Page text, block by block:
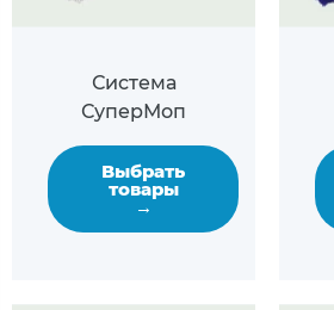
Система
СуперМоп
Выбрать
товары
→